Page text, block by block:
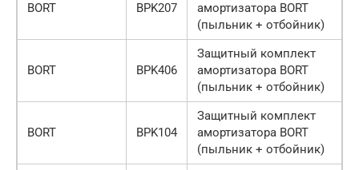
BORT BPK207
амортизатора BORT
(пыльник + отбойник)
BORT BPK406
Защитный комплект
амортизатора BORT
(пыльник + отбойник)
BORT BPK104
Защитный комплект
амортизатора BORT
(пыльник + отбойник)